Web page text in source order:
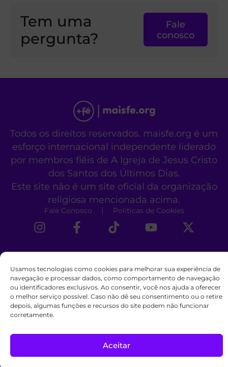
Usamos tecnologias como cookies para melhorar sua experiência de
navegação e processar dados, como comportamento de navegação
ou identificadores exclusivos. Ao consentir, você nos ajuda a oferecer
o melhor serviço possível. Caso não dê seu consentimento ou o retire
depois, algumas funções e recursos do site podem não funcionar
corretamente.
Aceitar
Tem uma
pergunta?
Fale
conosco
Todos os direitos reservados. maisfe.org é um
esforço internacional independente liderado
por membros fiéis de A Igreja de Jesus Cristo
dos Santos dos Últimos Dias.
Este site não é um site oficial da organização
religiosa mencionada acima.
Fale Conosco Políticas de Cookies